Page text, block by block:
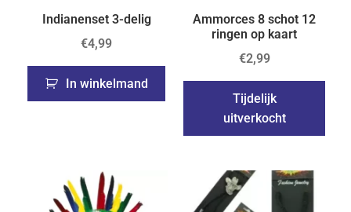
Indianenset 3-delig
€4,99
In winkelmand
Ammorces 8 schot 12
ringen op kaart
€2,99
Tijdelijk
uitverkocht